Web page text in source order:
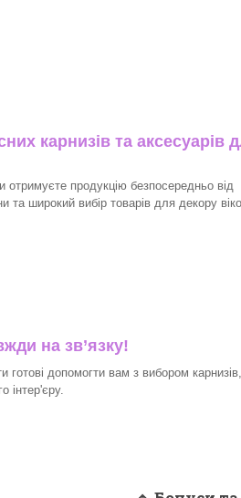
карнизів та аксесуарів
отримуєте продукцію безпосередньо від
та широкий вибір товарів для декору
на зв’язку!
допомогти вам з вибором карнизів,
інтер'єру.​